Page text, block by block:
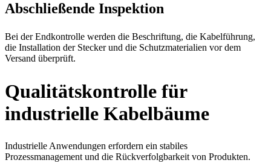
Abschließende Inspektion
Bei der Endkontrolle werden die Beschriftung, die Kabelführung,
die Installation der Stecker und die Schutzmaterialien vor dem
Versand überprüft.
Qualitätskontrolle für
industrielle Kabelbäume
Industrielle Anwendungen erfordern ein stabiles
Prozessmanagement und die Rückverfolgbarkeit von Produkten.